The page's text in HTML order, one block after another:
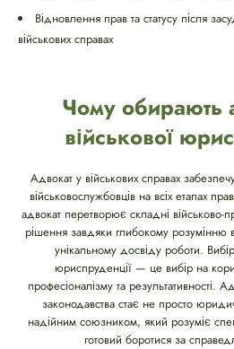
Відновлення прав та статусу після
військових справах
Чому обирають
військової
Адвокат у військових справах
військовослужбовців на всіх етапах
адвокат перетворює складні військово-
рішення завдяки глибокому розумінню
унікальному досвіду роботи.
юриспруденції — це вибір на
професіоналізму та результативності.
законодавства стає не просто
надійним союзником, який розуміє
готовий боротися за